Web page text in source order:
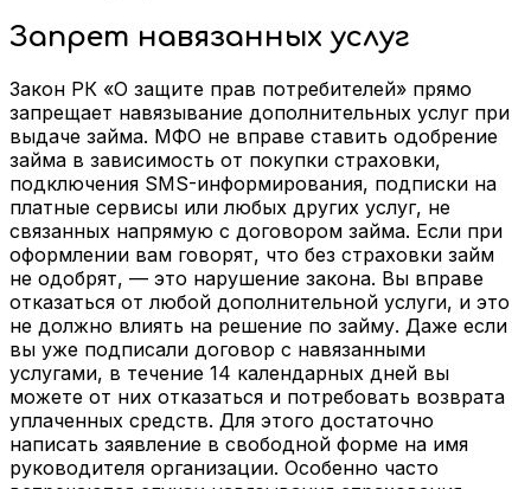
Запрет навязанных услуг
Закон РК «О защите прав потребителей» прямо
запрещает навязывание дополнительных услуг при
выдаче займа. МФО не вправе ставить одобрение
займа в зависимость от покупки страховки,
подключения SMS-информирования, подписки на
платные сервисы или любых других услуг, не
связанных напрямую с договором займа. Если при
оформлении вам говорят, что без страховки займ
не одобрят, — это нарушение закона. Вы вправе
отказаться от любой дополнительной услуги, и это
не должно влиять на решение по займу. Даже если
вы уже подписали договор с навязанными
услугами, в течение 14 календарных дней вы
можете от них отказаться и потребовать возврата
уплаченных средств. Для этого достаточно
написать заявление в свободной форме на имя
руководителя организации. Особенно часто